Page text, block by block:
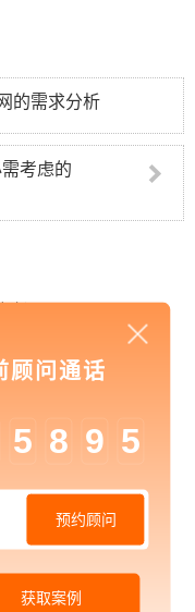
的需求分析
考虑的
撬动品牌
续具备竞
顾问通话
5 8 9 5
预约顾问
获取案例